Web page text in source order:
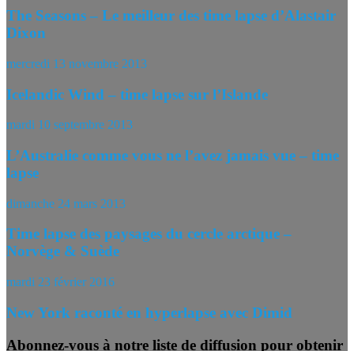
The Seasons – Le meilleur des time lapse d’Alastair
Dixon
mercredi 13 novembre 2013
Icelandic Wind – time lapse sur l’Islande
mardi 10 septembre 2013
L’Australie comme vous ne l’avez jamais vue – time
lapse
dimanche 24 mars 2013
Time lapse des paysages du cercle arctique –
Norvège & Suède
mardi 23 février 2016
New York raconté en hyperlapse avec Dimid
Abonnez-vous à notre liste de diffusion pour obtenir